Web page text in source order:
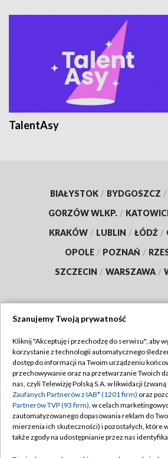
TalentAsy
BIAŁYSTOK / BYDGOSZCZ /
GORZÓW WLKP. /
KRAKÓW / LUBLIN / ŁÓDŹ /
OPOLE / POZNAŃ /
SZCZECIN / WARSZAWA /
TVP
Abonament TVP
Emisja w TVP
Centrum informacji TVP
Naziemna Telewizja Cyfrowa
Regulamin TVP
Polityka
Moje zgody
Pomoc
Szanujemy Twoją prywatność
Kliknij "Akceptuję i przechodzę do serwisu", aby
korzystanie z technologii automatycznego
dostęp do informacji na Twoim urządzeniu
przechowywanie oraz na przetwarzanie Twoich
nas, czyli Telewizję Polską S.A. w likwidacji
Zaufanych Partnerów z IAB* (1201 firm) oraz
Partnerów TVP (93 firm), w celach
zautomatyzowanego dopasowania reklam do
mierzenia ich skuteczności) i pozostałych, które
także zgody na udostępnianie przez nas